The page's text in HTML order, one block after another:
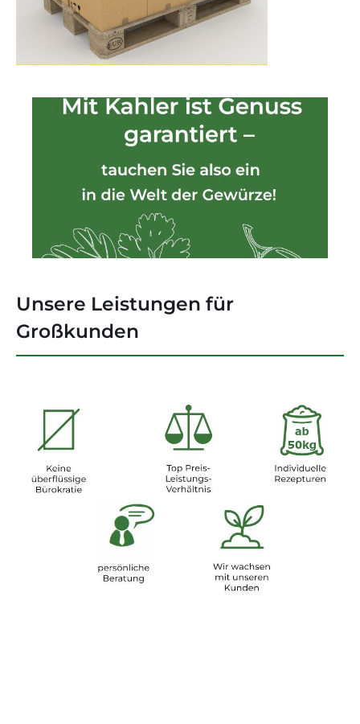
Unsere Leistungen für
Großkunden